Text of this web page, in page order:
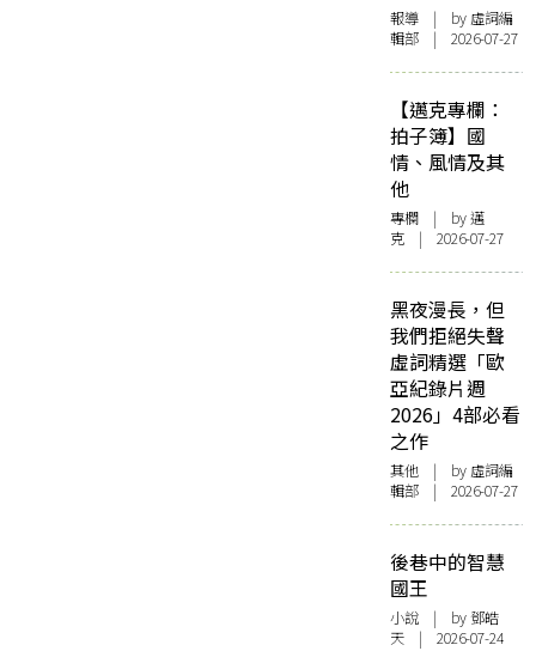
報導 | by 虛詞編
輯部 | 2026-07-27
【邁克專欄：
拍子簿】國
情、風情及其
他
專欄 | by邁
克 | 2026-07-27
黑夜漫長，但
我們拒絕失聲
虛詞精選「歐
亞紀錄片週
2026」4部必看
之作
其他 | by 虛詞編
輯部 | 2026-07-27
後巷中的智慧
國王
小說 | by 鄧皓
天 | 2026-07-24